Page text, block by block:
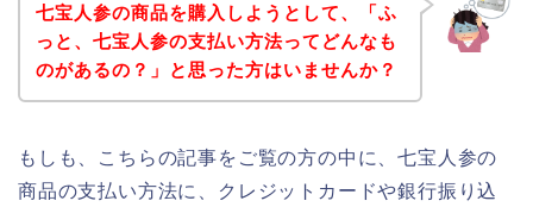
七宝人参の商品を購入しようとして、「ふ
っと、七宝人参の支払い方法ってどんなも
のがあるの？」と思った方はいませんか？
もしも、こちらの記事をご覧の方の中に、七宝人参の
商品の支払い方法に、クレジットカードや銀行振り込